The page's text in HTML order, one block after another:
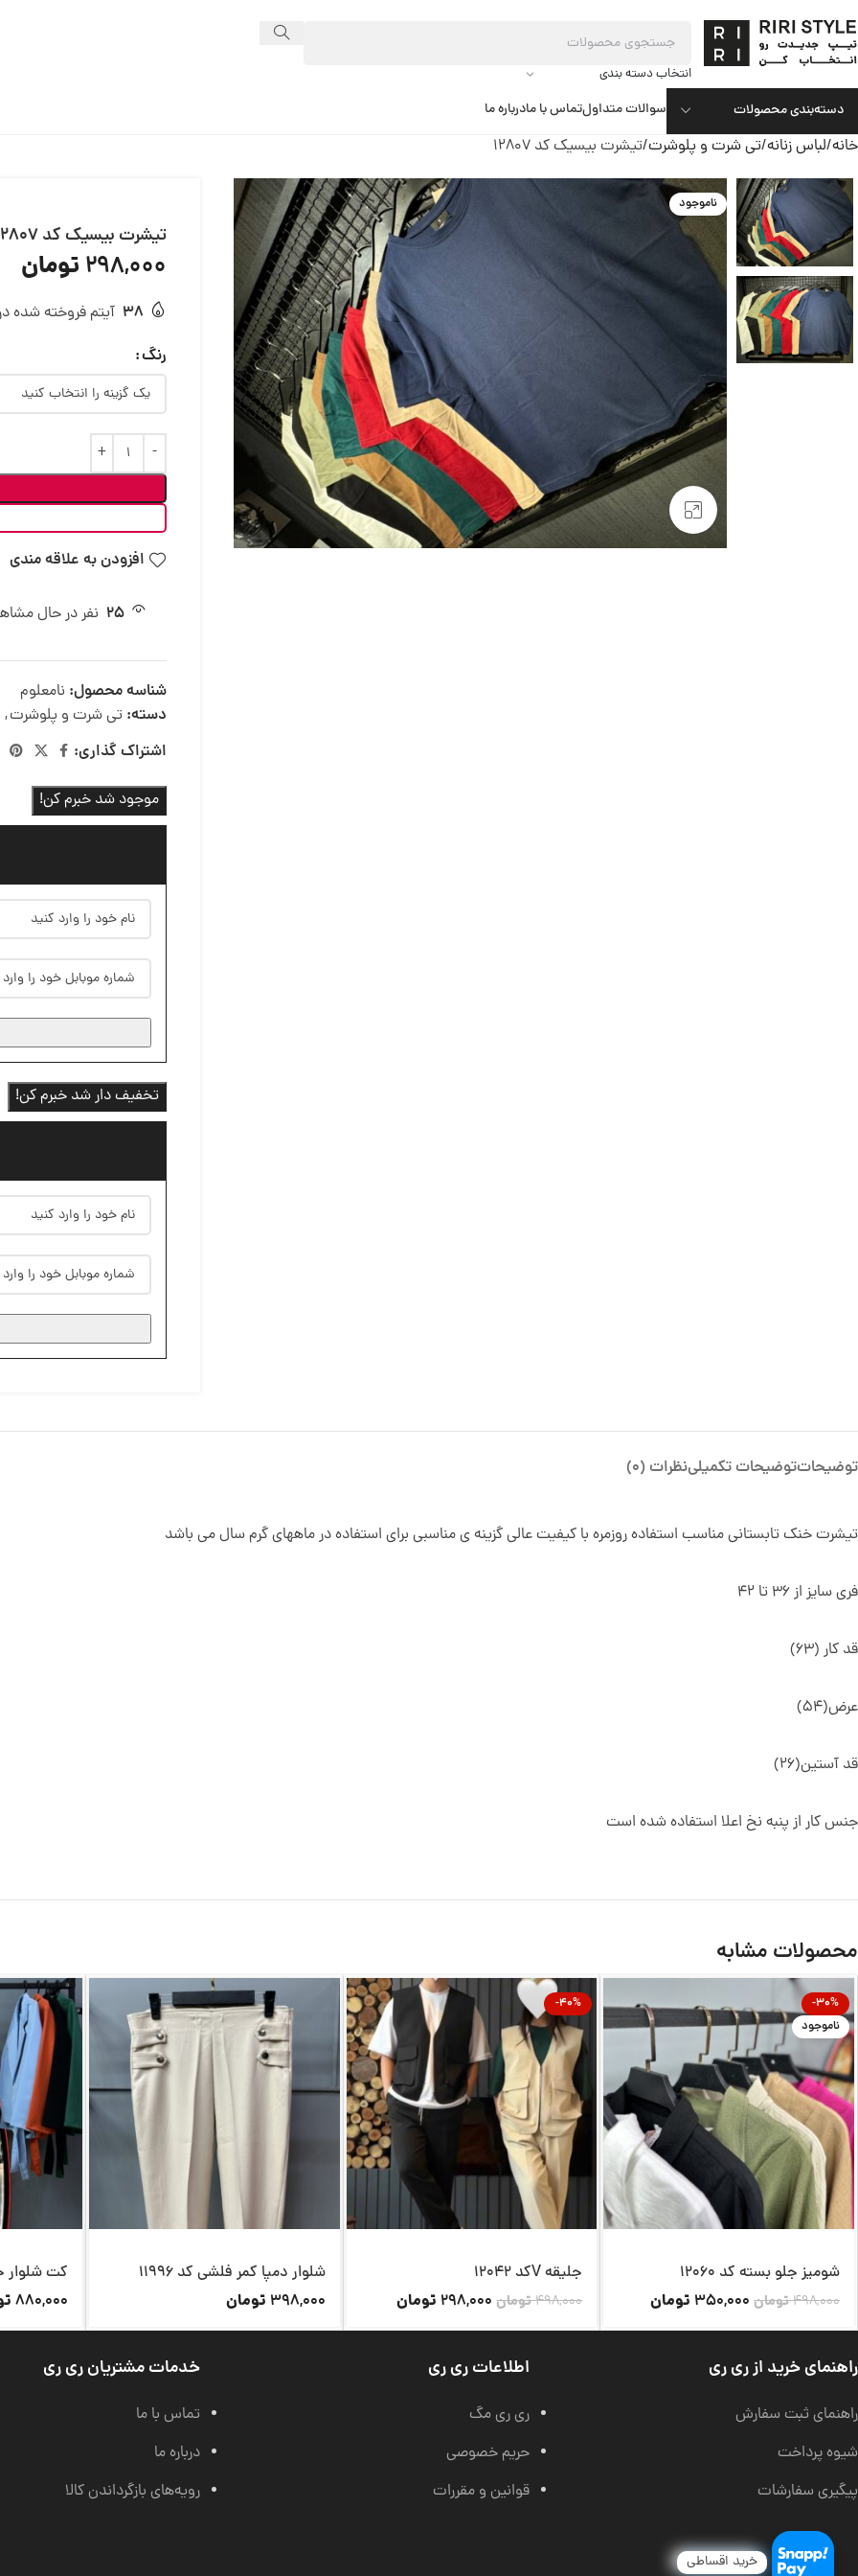
انتخاب دسته بندی
دسته‌بندی محصولات سوالات متداولتماس با مادرباره ما
خانه لباس زنانه تی شرت و پلوشرت تیشرت بیسیک کد 12807
ناموجود
بزرگنمایی تصویر
تیشرت بیسیک کد 12807
298,000 تومان
38 آیتم فروخته شده در 24
رنگ
افزودن به علاقه مندی
25 نفر در حال
شناسه محصول: نامعلوم
دسته: تی شرت و پلوشرت,
اشتراک گذاری:
موجود شد خبرم کن!
تخفیف دار شد خبرم کن!
توضیحاتتوضیحات تکمیلینظرات (0)
تیشرت خنک تابستانی مناسب استفاده روزمره با کیفیت عالی گزینه ی مناسبی برای استفاده در ماههای گرم سال می باشد
فری سایز از 36 تا 42
قد کار (63)
عرض(54)
قد آستین(26)
جنس کار از پنبه نخ اعلا استفاده شده است
محصولات مشابه
-30%
ناموجود
شومیز جلو بسته کد 12060
498,000تومان 350,000 تومان
-40%
جلیقه Vکد 12042
498,000تومان 298,000 تومان
شلوار دمپا کمر فلشی کد 11996
398,000 تومان
کت شلوار
880,000
راهنمای خرید از ری ری
راهنمای ثبت سفارش
شیوه پرداخت
پیگیری سفارشات
اطلاعات ری ری
ری ری مگ
حریم خصوصی
قوانین و مقررات
خدمات مشتریان ری ری
تماس با ما
درباره ما
رویه‌های بازگرداندن کالا
خرید اقساطی